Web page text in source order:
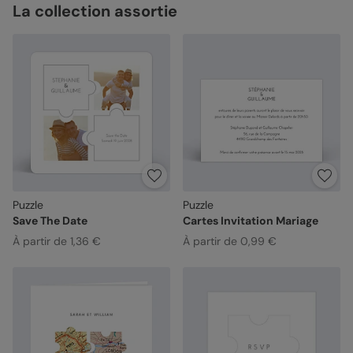
La collection assortie
Puzzle
Save The Date
À partir de 1,36 €
Puzzle
Cartes Invitation Mariage
À partir de 0,99 €